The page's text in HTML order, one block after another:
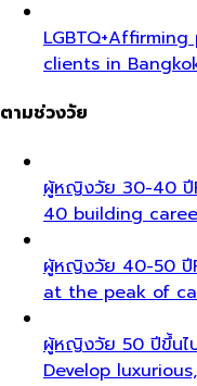
LGBTQ+Affirming
clients in
ตามช่วงวัย
ผู้หญิงวัย 30-40 ปี
40 building
ผู้หญิงวัย 40-50 ปี
at the peak of
ผู้หญิงวัย 50 ปีขึ้นไ
Develop